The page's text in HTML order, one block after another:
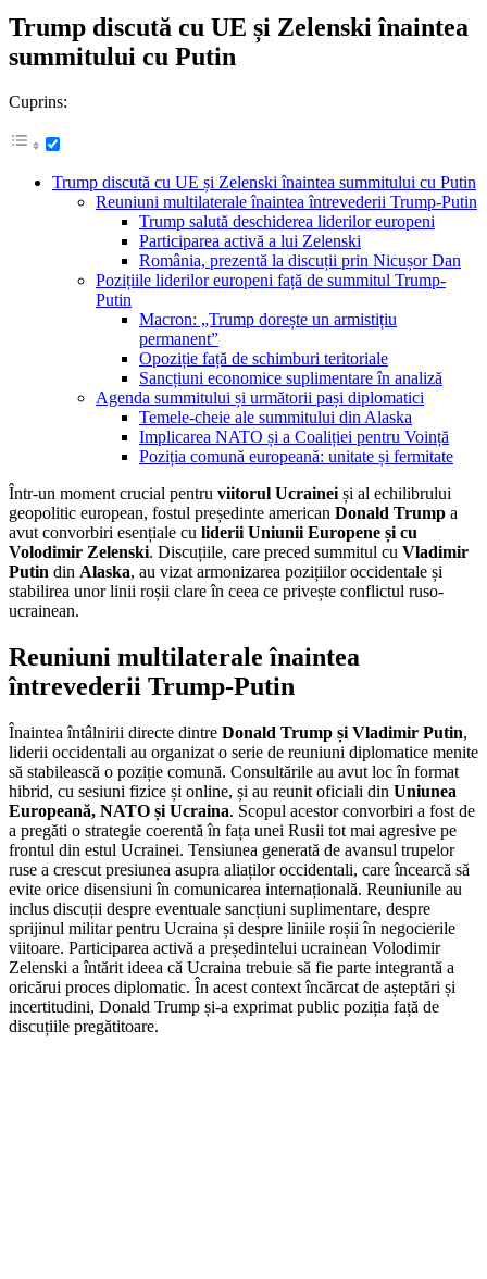
Trump discută cu UE și Zelenski înaintea
summitului cu Putin
Cuprins:
Trump discută cu UE și Zelenski înaintea summitului cu Putin
Reuniuni multilaterale înaintea întrevederii Trump-Putin
Trump salută deschiderea liderilor europeni
Participarea activă a lui Zelenski
România, prezentă la discuții prin Nicușor Dan
Pozițiile liderilor europeni față de summitul Trump-
Putin
Macron: „Trump dorește un armistițiu
permanent”
Opoziție față de schimburi teritoriale
Sancțiuni economice suplimentare în analiză
Agenda summitului și următorii pași diplomatici
Temele-cheie ale summitului din Alaska
Implicarea NATO și a Coaliției pentru Voință
Poziția comună europeană: unitate și fermitate
Într-un moment crucial pentru viitorul Ucraineiși al echilibrului
geopolitic european, fostul președinte american Donald Trump a
avut convorbiri esențiale cu liderii Uniunii Europene și cu
Volodimir Zelenski. Discuțiile, care preced summitul cu Vladimir
Putin din Alaska, au vizat armonizarea pozițiilor occidentale și
stabilirea unor linii roșii clare în ceea ce privește conflictul ruso-
ucrainean.
Reuniuni multilaterale înaintea
întrevederii Trump-Putin
Înaintea întâlnirii directe dintre Donald Trump și Vladimir Putin,
liderii occidentali au organizat o serie de reuniuni diplomatice menite
să stabilească o poziție comună. Consultările au avut loc în format
hibrid, cu sesiuni fizice și online, și au reunit oficiali din Uniunea
Europeană, NATO și Ucraina. Scopul acestor convorbiri a fost de
a pregăti o strategie coerentă în fața unei Rusii tot mai agresive pe
frontul din estul Ucrainei. Tensiunea generată de avansul trupelor
ruse a crescut presiunea asupra aliaților occidentali, care încearcă să
evite orice disensiuni în comunicarea internațională. Reuniunile au
inclus discuții despre eventuale sancțiuni suplimentare, despre
sprijinul militar pentru Ucraina și despre liniile roșii în negocierile
viitoare. Participarea activă a președintelui ucrainean Volodimir
Zelenski a întărit ideea că Ucraina trebuie să fie parte integrantă a
oricărui proces diplomatic. În acest context încărcat de așteptări și
incertitudini, Donald Trump și-a exprimat public poziția față de
discuțiile pregătitoare.